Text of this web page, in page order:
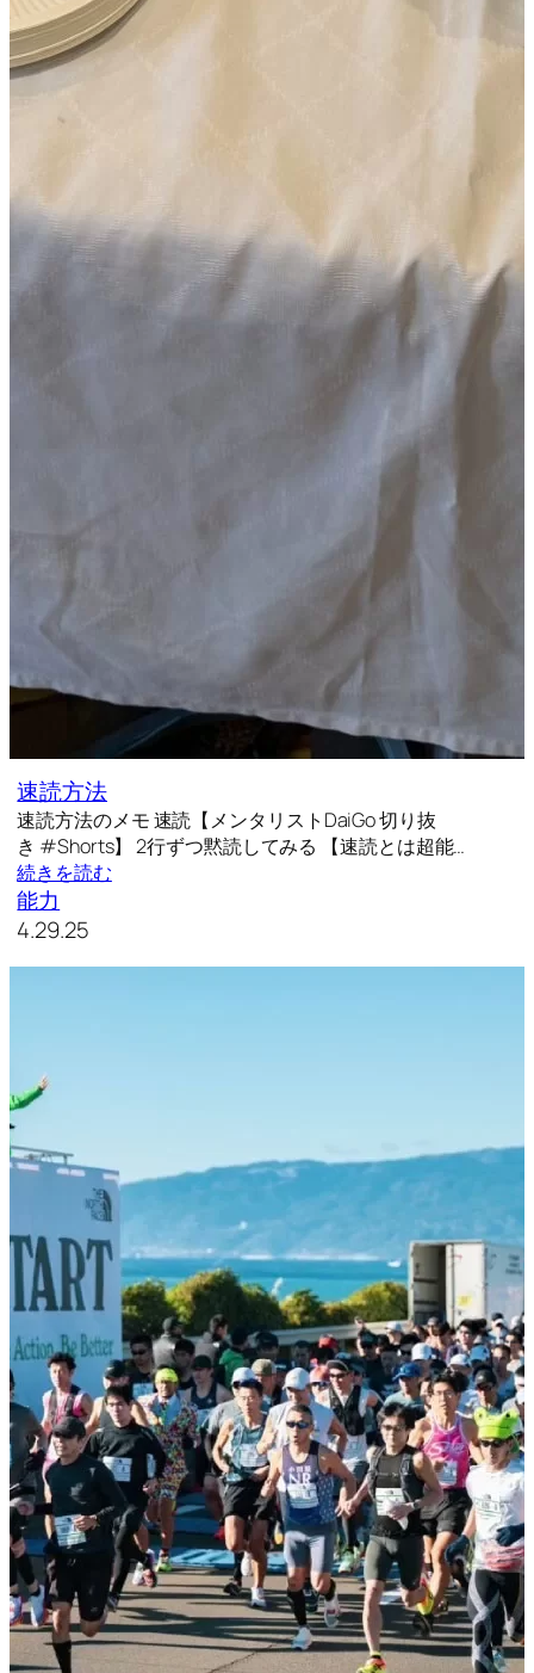
速読方法
速読方法のメモ 速読【メンタリストDaiGo 切り抜
き #Shorts】 2行ずつ黙読してみる 【速読とは超能…
続きを読む
能力
4.29.25